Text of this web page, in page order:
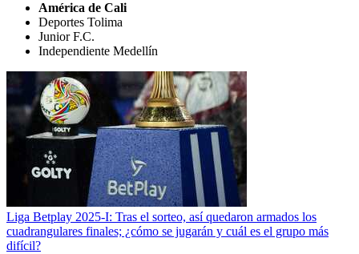
América de Cali
Deportes Tolima
Junior F.C.
Independiente Medellín
Liga Betplay 2025-I: Tras el sorteo, así quedaron armados los
cuadrangulares finales; ¿cómo se jugarán y cuál es el grupo más
difícil?